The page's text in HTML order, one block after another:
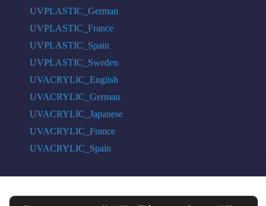
UVPLASTIC_German
UVPLASTIC_France
UVPLASTIC_Spain
UVPLASTIC_Sweden
UVACRYLIC_English
UVACRYLIC_German
UVACRYLIC_Japanese
UVACRYLIC_France
UVACRYLIC_Spain